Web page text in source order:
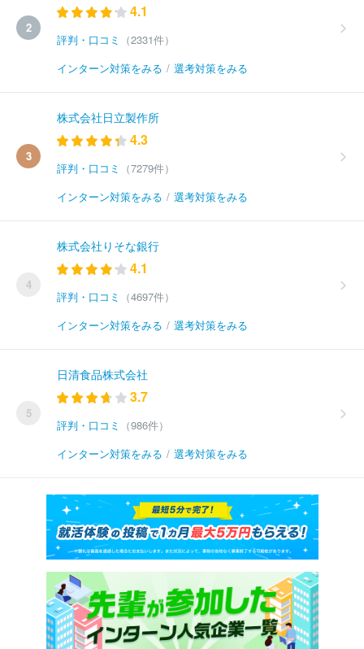
2
4.1
評判・口コミ
（2331件）
インターン対策をみる / 選考対策をみる
3
株式会社日立製作所
4.3
評判・口コミ
（7279件）
インターン対策をみる / 選考対策をみる
4
株式会社りそな銀行
4.1
評判・口コミ
（4697件）
インターン対策をみる / 選考対策をみる
5
日清食品株式会社
3.7
評判・口コミ
（986件）
インターン対策をみる / 選考対策をみる